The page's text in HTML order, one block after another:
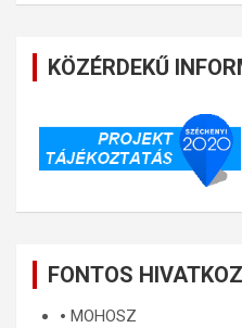
KÖZÉRDEKŰ
FONTOS
🞄 MOHOSZ